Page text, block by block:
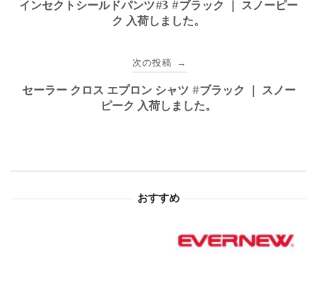
ゲ
インセクトシールドパンツ#3 #ブラック ｜ スノーピー
ク 入荷しました。
次の投稿 →
セーラー クロス エプロン シャツ #ブラック ｜ スノー
ピーク 入荷しました。
おすすめ